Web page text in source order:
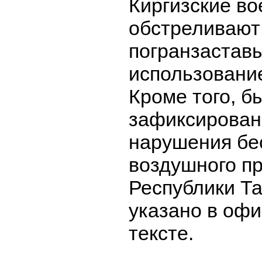
Киргизские
Кроме того,
нарушения
воздушного
Республики
указано в
тексте.